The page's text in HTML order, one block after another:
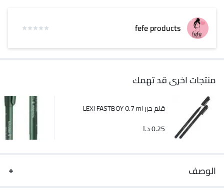
fefe products
منتجات اخرى قد تهمك
قلم حبر LEXI FASTBOY 0.7 ml
0.25د.ا
الوصف